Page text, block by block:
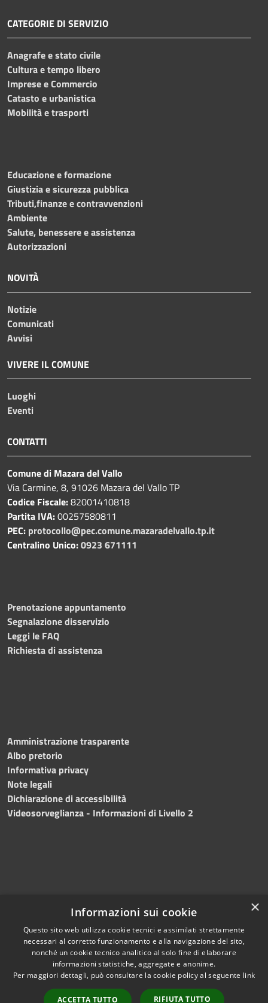
CATEGORIE DI SERVIZIO
Anagrafe e stato civile
Cultura e tempo libero
Imprese e Commercio
Catasto e urbanistica
Mobilità e trasporti
Educazione e formazione
Giustizia e sicurezza pubblica
Tributi,finanze e contravvenzioni
Ambiente
Salute, benessere e assistenza
Autorizzazioni
NOVITÀ
Notizie
Comunicati
Avvisi
VIVERE IL COMUNE
Luoghi
Eventi
CONTATTI
Comune di Mazara del Vallo
Via Carmine, 8, 91026 Mazara del Vallo TP
Codice Fiscale:82001410818
Partita IVA:00257580811
PEC: protocollo@pec.comune.mazaradelvallo.tp.it
Centralino Unico:0923 671111
Prenotazione appuntamento
Segnalazione disservizio
Leggi le FAQ
Richiesta di assistenza
Amministrazione trasparente
Albo pretorio
Informativa privacy
Note legali
Dichiarazione di accessibilità
Videosorveglianza - Informazioni di Livello 2
Accessibilità
Privacy
Copyright © 2024 •
Comune di Mazara del
Vallo• Powered
byMunicipium• Redazione
×
Informazioni sui cookie
Questo sito web utilizza cookie tecnici e assimilati strettamente
necessari al corretto funzionamento e alla navigazione del sito,
nonché un cookie tecnico analitico al solo fine di elaborare
informazioni statistiche, aggregate e anonime.
Per maggiori dettagli, può consultare la cookie policy al seguente link
ACCETTA TUTTO RIFIUTA TUTTO